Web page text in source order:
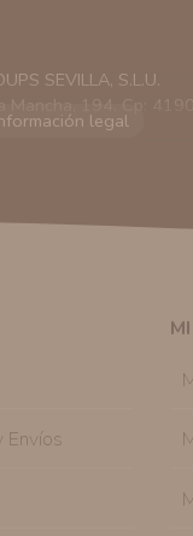
SEVILLA, S.L.U.
enviarle información
solicitar la
de nuestra
tenemos sobre
Envíos